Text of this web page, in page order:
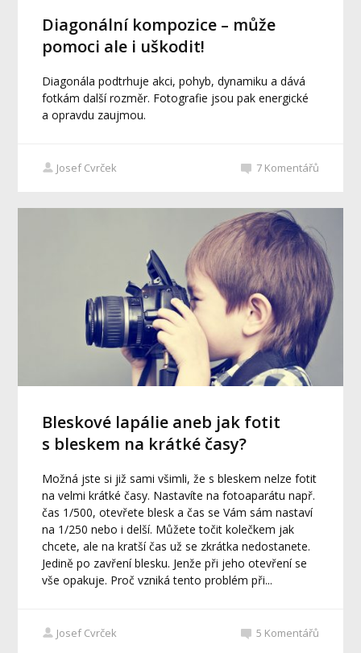
Diagonální kompozice – může
pomoci ale i uškodit!
Diagonála podtrhuje akci, pohyb, dynamiku a dává
fotkám další rozměr. Fotografie jsou pak energické
a opravdu zaujmou.
Josef Cvrček 7 Komentářů
Bleskové lapálie aneb jak fotit
s bleskem na krátké časy?
Možná jste si již sami všimli, že s bleskem nelze fotit
na velmi krátké časy. Nastavíte na fotoaparátu např.
čas 1/500, otevřete blesk a čas se Vám sám nastaví
na 1/250 nebo i delší. Můžete točit kolečkem jak
chcete, ale na kratší čas už se zkrátka nedostanete.
Jedině po zavření blesku. Jenže při jeho otevření se
vše opakuje. Proč vzniká tento problém při...
Josef Cvrček 5 Komentářů